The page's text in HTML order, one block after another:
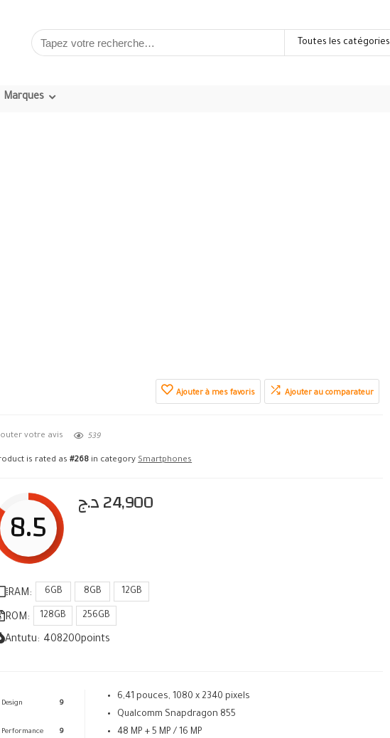
Toutes les catégories
Marques
Ajouter à mes favoris Ajouter au comparateur
votre avis 539
is rated as#268 in categorySmartphones
8.5 24,900د.ج
RAM: 6GB 8GB 12GB
ROM: 128GB 256GB
Antutu: 408200points
Design 9
Performance 9
6,41 pouces, 1080 x 2340 pixels
Qualcomm Snapdragon 855
48 MP + 5 MP / 16 MP